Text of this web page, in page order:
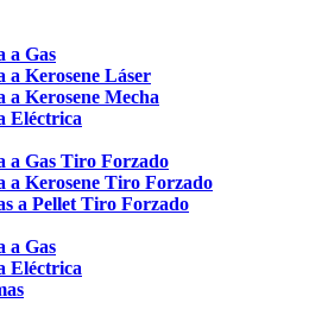
a Gas
a Kerosene Láser
a Kerosene Mecha
Eléctrica
a Gas Tiro Forzado
a Kerosene Tiro Forzado
a Pellet Tiro Forzado
a Gas
Eléctrica